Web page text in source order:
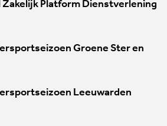
Platform Dienstverlening
Groene Ster en
Leeuwarden